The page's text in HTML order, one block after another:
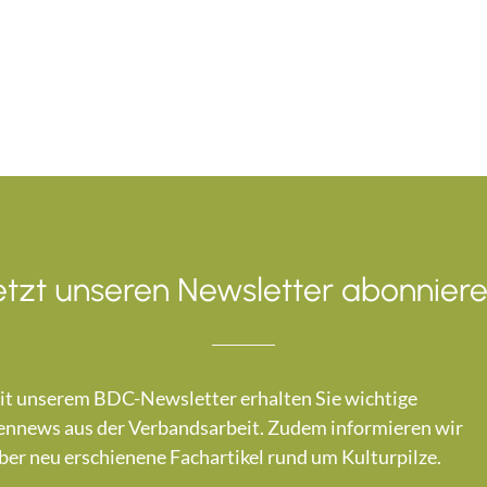
unseren Newsletter
unserem BDC-Newsletter erhalten Sie wichtige
aus der Verbandsarbeit. Zudem informieren wir
neu erschienene Fachartikel rund um Kulturpilze.